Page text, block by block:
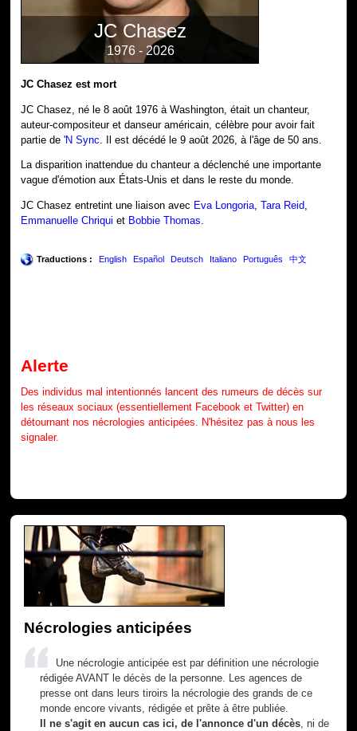
JC Chasez
1976 - 2026
JC Chasez est mort
JC Chasez, né le 8 août 1976 à Washington, était un chanteur,
auteur-compositeur et danseur américain, célèbre pour avoir fait
partie de'N Sync . Il est décédé le 9 août 2026, à l'âge de 50 ans.
La disparition inattendue du chanteur a déclenché une importante
vague d'émotion aux États-Unis et dans le reste du monde.
JC Chasez entretint une liaison avec Eva Longoria,Tara Reid,
Emmanuelle Chriqui et Bobbie Thomas.
Traductions : English Español Deutsch Italiano Português 中文
Alerte
Des individus mal intentionnés lancent des rumeurs de décès sur
les réseaux sociaux (essentiellement Facebook et Twitter) en
détournant nos nécrologies anticipées. N'hésitez pas à nous les
signaler.
Nécrologies anticipées
Une nécrologie anticipée est par définition une nécrologie
rédigée AVANT le décès de la personne. Les agences de
presse ont dans leurs tiroirs la nécrologie des grands de ce
monde encore vivants, rédigée et prête à être publiée.
Il ne s'agit en aucun cas ici, de l'annonce d'un décès , ni de